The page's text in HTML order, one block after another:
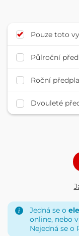
Pouze toto
Půlroční
Roční
Dvouleté
Jedná se o
online, nebo
Nejedná se o